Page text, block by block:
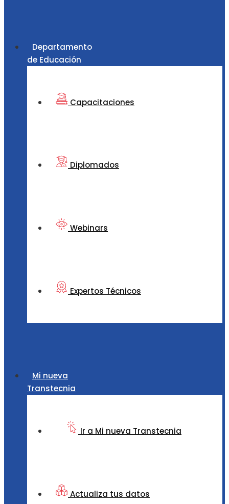
Departamento
de Educación
Capacitaciones
Diplomados
Webinars
Expertos Técnicos
Mi nueva
Transtecnia
Ir a Mi nueva Transtecnia
Actualiza tus datos